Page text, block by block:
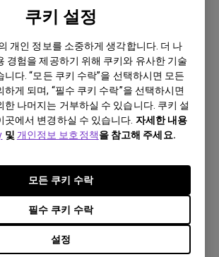
쿠키 설정
개인 정보를 소중하게 생각합니다. 더 나
경험을 제공하기 위해 쿠키와 유사한 기술
니다. “모든 쿠키 수락”을 선택하시면 모든
하게 되며, “필수 쿠키 수락”을 선택하시면
한 나머지는 거부하실 수 있습니다. 쿠키 설
곳에서 변경하실 수 있습니다. 자세한 내용
및 개인정보 보호정책을 참고해 주세요.
설정
필수 쿠키 수락
모든 쿠키 수락
the GSync mode the S
not work?
support 60 frames per second
resolution?
support native resolution